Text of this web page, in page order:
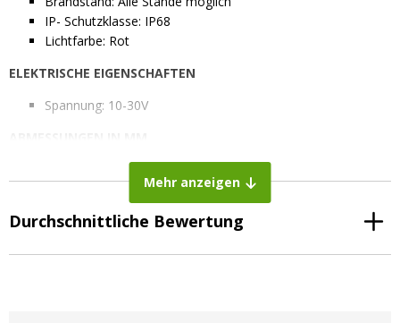
IP- Schutzklasse: IP68
Lichtfarbe: Rot
ELEKTRISCHE EIGENSCHAFTEN
Spannung: 10-30V
Durchmesser komplett: 28 mm
Einbaudurchmesser: 19 mm
Tiefe: 19,1 mm
Mehr anzeigen
Durchschnittliche Bewertung